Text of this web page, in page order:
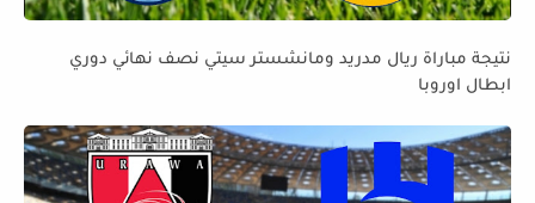
نتيجة مباراة ريال مدريد ومانشستر سيتي نصف نهائي دوري
ابطال اوروبا